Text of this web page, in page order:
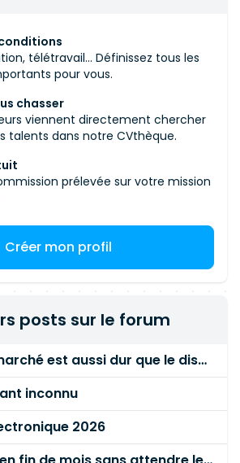
design system et des guildes
à l'amélioration
et de la qualité des
: • VueJS 3 • Java 21/25
• Figma
télétravail... Définissez tous les
pour vous.
chasser
viennent directement chercher
talents dans notre CVthèque.
prélevée sur votre mission
Créer mon profil
posts sur le forum
Est-ce que le marché est aussi dur que le disent les commerciaux ?
inconnu
2026